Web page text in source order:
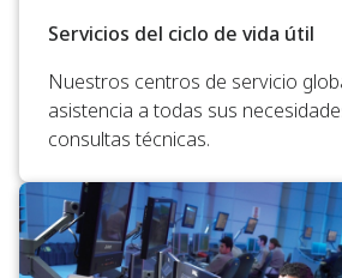
Servicios del ciclo de vida útil
Nuestros centros de servicio
asistencia a todas sus
consultas técnicas.